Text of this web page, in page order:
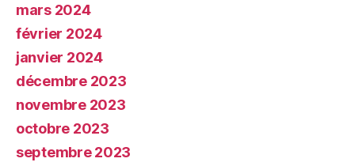
mars 2024
février 2024
janvier 2024
décembre 2023
novembre 2023
octobre 2023
septembre 2023